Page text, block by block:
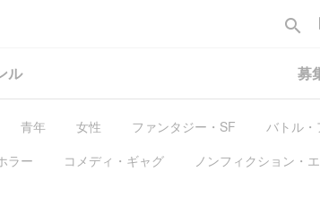
search
ル 募
青年 女性 ファンタジー・SF
バトル・
ラー コメディ・ギャグ ノンフィクション・